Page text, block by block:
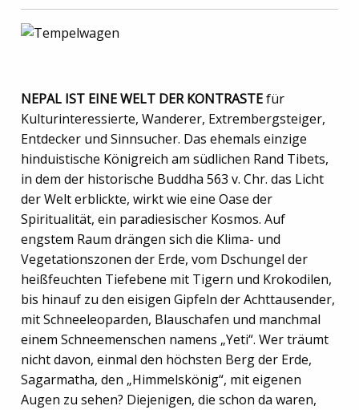
NEPAL IST EINE WELT DER KONTRASTEfür
Kulturinteressierte, Wanderer, Extrembergsteiger,
Entdecker und Sinnsucher. Das ehemals einzige
hinduistische Königreich am südlichen Rand Tibets,
in dem der historische Buddha 563 v. Chr. das Licht
der Welt erblickte, wirkt wie eine Oase der
Spiritualität, ein paradiesischer Kosmos. Auf
engstem Raum drängen sich die Klima- und
Vegetationszonen der Erde, vom Dschungel der
heißfeuchten Tiefebene mit Tigern und Krokodilen,
bis hinauf zu den eisigen Gipfeln der Achttausender,
mit Schneeleoparden, Blauschafen und manchmal
einem Schneemenschen namens „Yeti“. Wer träumt
nicht davon, einmal den höchsten Berg der Erde,
Sagarmatha, den „Himmelskönig“, mit eigenen
Augen zu sehen? Diejenigen, die schon da waren,